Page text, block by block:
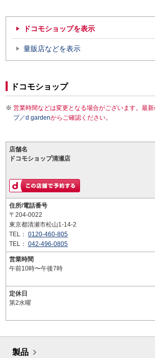
ドコモショップを表示
量販店などを表示
ドコモショップ
営業時間などは変更となる場合がございます。最
プ／d gardenからご確認ください。
店舗名
ドコモショップ清瀬店
住所/電話番号
〒204-0022
東京都清瀬市松山1-14-2
TEL： 0120-460-805
TEL： 042-496-0805
営業時間
午前10時〜午後7時
定休日
第2水曜
製品